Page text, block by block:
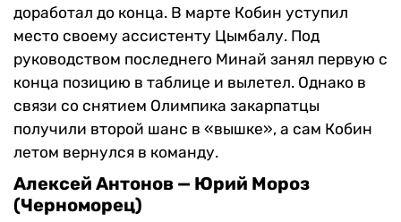
доработал до конца. В марте Кобин уступил
место своему ассистенту Цымбалу. Под
руководством последнего Минай занял первую с
конца позицию в таблице и вылетел. Однако в
связи со снятием Олимпика закарпатцы
получили второй шанс в «вышке», а сам Кобин
летом вернулся в команду.
Алексей Антонов — Юрий Мороз
(Черноморец)